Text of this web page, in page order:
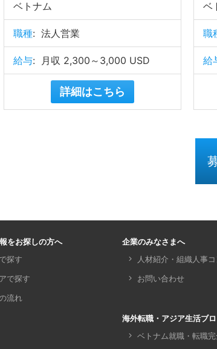
ベトナム
職種: 法人営業
給与: 月収 2,300～3,000 USD
詳細はこちら
ベ
職
給
をお探しの方へ
探す
で探す
流れ
企業のみなさまへ
人材紹介・組織人事
お問い合わせ
海外転職・アジア生活ブ
ベトナム就職・転職